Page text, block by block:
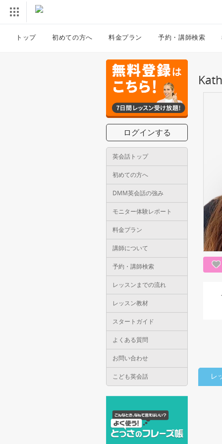
トップ 初めての方へ 料金プラン 予約・講師検索
ログインする
英会話トップ
初めての方へ
DMM英会話の強み
モニター体験レポート
料金プラン
講師について
予約・講師検索
レッスンまでの流れ
レッスン教材
スタートガイド
よくある質問
お問い合わせ
こども英会話 レ